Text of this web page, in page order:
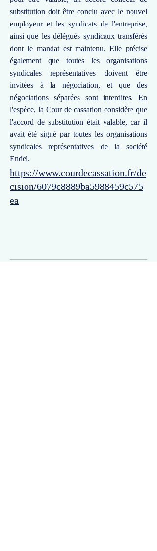
substitution doit être conclu avec le nouvel
employeur et les syndicats de l'entreprise,
ainsi que les délégués syndicaux transférés
dont le mandat est maintenu. Elle précise
également que toutes les organisations
syndicales représentatives doivent être
invitées à la négociation, et que des
négociations séparées sont interdites. En
l'espèce, la Cour de cassation considère que
l'accord de substitution était valable, car il
avait été signé par toutes les organisations
syndicales représentatives de la société
Endel.
https://www.courdecassation.fr/de
cision/6079c8889ba5988459c575
ea